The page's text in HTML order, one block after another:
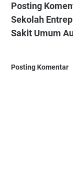
Posting
Sekolah
Sakit Umum
Posting Komentar